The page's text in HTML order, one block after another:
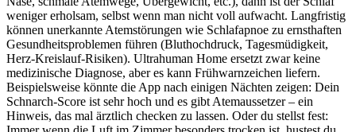
weniger erholsam, selbst wenn man nicht voll aufwacht. Langfristig
können unerkannte Atemstörungen wie Schlafapnoe zu ernsthaften
Gesundheitsproblemen führen (Bluthochdruck, Tagesmüdigkeit,
Herz-Kreislauf-Risiken). Ultrahuman Home ersetzt zwar keine
medizinische Diagnose, aber es kann Frühwarnzeichen liefern.
Beispielsweise könnte die App nach einigen Nächten zeigen: Dein
Schnarch-Score ist sehr hoch und es gibt Atemaussetzer – ein
Hinweis, das mal ärztlich checken zu lassen. Oder du stellst fest: